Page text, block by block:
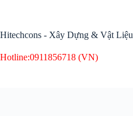
nội
Hitechcons - Xây Dựng & Vật Liệu
Hotline:0911856718 (VN)